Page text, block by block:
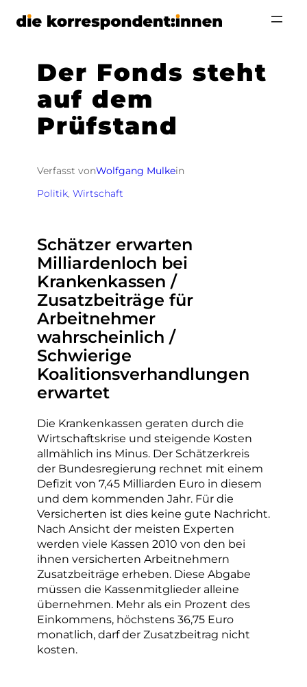
Zum
Der Fonds steht
auf dem
Prüfstand
Verfasst vonWolfgang Mulkein
Politik, Wirtschaft
Schätzer erwarten
Milliardenloch bei
Krankenkassen /
Zusatzbeiträge für
Arbeitnehmer
wahrscheinlich /
Schwierige
Koalitionsverhandlungen
erwartet
Die Krankenkassen geraten durch die
Wirtschaftskrise und steigende Kosten
allmählich ins Minus. Der Schätzerkreis
der Bundesregierung rechnet mit einem
Defizit von 7,45 Milliarden Euro in diesem
und dem kommenden Jahr. Für die
Versicherten ist dies keine gute Nachricht.
Nach Ansicht der meisten Experten
werden viele Kassen 2010 von den bei
ihnen versicherten Arbeitnehmern
Zusatzbeiträge erheben. Diese Abgabe
müssen die Kassenmitglieder alleine
übernehmen. Mehr als ein Prozent des
Einkommens, höchstens 36,75 Euro
monatlich, darf der Zusatzbeitrag nicht
kosten.